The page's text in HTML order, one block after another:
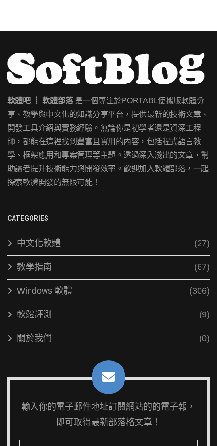
軟體吧 ┊ 軟體部落是一個專注於PORTABL便攜版軟體分
享、教學與中文化的知識分享平台，提供最新的技術文章、
開發工具介紹與實務經驗。無論你是初學者還是資深工程
師，都能在這裡找到豐富且實用的內容，包括程式語言教
學、框架應用和專案管理等主題。透過深入淺出的文章，幫
助讀者提升技術能力與開發效率。歡迎加入軟體部落，一起
探索軟體開發的無限可能！
CATEGORIES
中文化軟體 (27)
教學指南 (67)
Windows 軟體 (306)
軟體評測 (9)
關於我們 (0)
輸入你的電子郵件地址訂閱網站的的電子報，
即可取得最新部落格文章！